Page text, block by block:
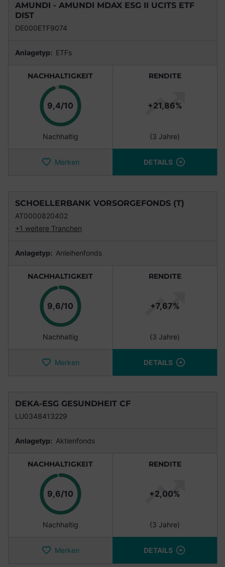
AMUNDI - AMUNDI MDAX ESG II UCITS ETF
DIST
DE000ETF9074
Anlagetyp: ETFs
NACHHALTIGKEIT
9,4/10 Punkte
Nachhaltig
RENDITE
+21,86%
(3 Jahre)
Merken DETAILS
SCHOELLERBANK VORSORGEFONDS (T)
AT0000820402
+1 weitere Tranchen
Anlagetyp: Anleihenfonds
NACHHALTIGKEIT
9,6/10 Punkte
Nachhaltig
RENDITE
+7,67%
(3 Jahre)
Merken DETAILS
DEKA-ESG GESUNDHEIT CF
LU0348413229
Anlagetyp: Aktienfonds
NACHHALTIGKEIT
9,6/10 Punkte
Nachhaltig
RENDITE
+2,00%
(3 Jahre)
Merken DETAILS